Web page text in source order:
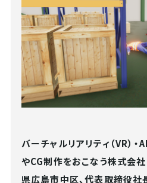
バーチャルリアリティ（VR）
やCG制作をおこなう株式会
県広島市中区、代表取締役社